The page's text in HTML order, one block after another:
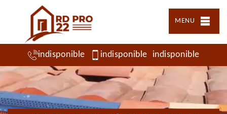
MENU
indisponible indisponible indisponible